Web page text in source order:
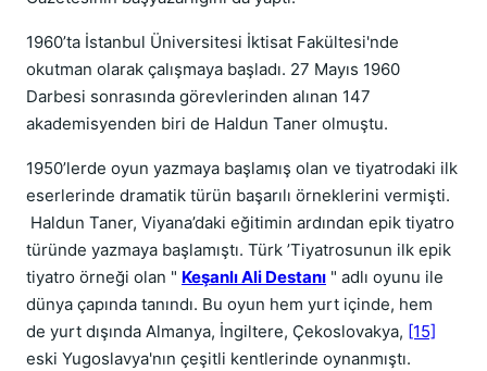
1960’ta İstanbul Üniversitesi İktisat Fakültesi'nde
okutman olarak çalışmaya başladı. 27 Mayıs 1960
Darbesi sonrasında görevlerinden alınan 147
akademisyenden biri de Haldun Taner olmuştu.
1950’lerde oyun yazmaya başlamış olan ve tiyatrodaki ilk
eserlerinde dramatik türün başarılı örneklerini vermişti.
Haldun Taner, Viyana’daki eğitimin ardından epik tiyatro
türünde yazmaya başlamıştı. Türk ’Tiyatrosunun ilk epik
tiyatro örneği olan " Keşanlı Ali Destanı " adlı oyunu ile
dünya çapında tanındı. Bu oyun hem yurt içinde, hem
de yurt dışında Almanya, İngiltere, Çekoslovakya, [15]
eski Yugoslavya'nın çeşitli kentlerinde oynanmıştı.